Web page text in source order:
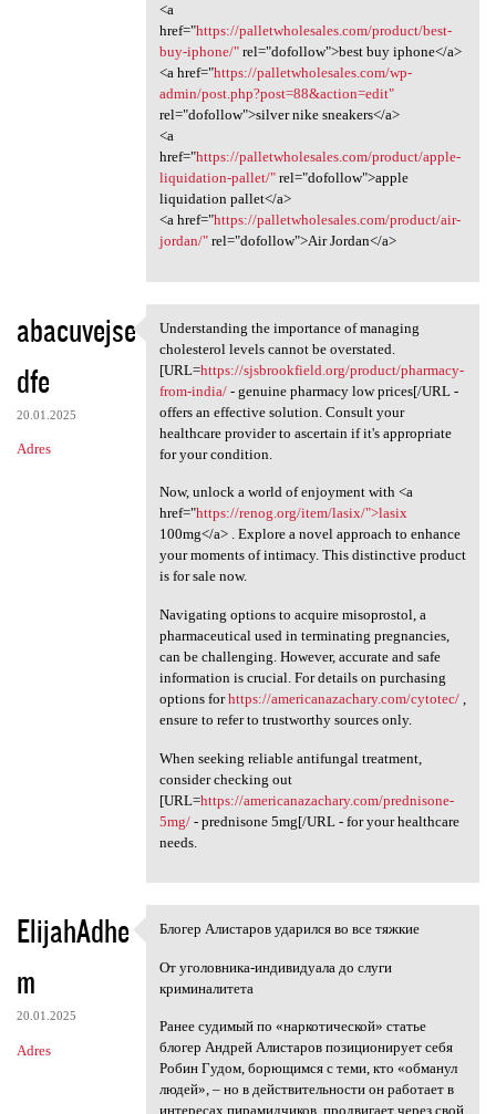
<a
href="https://palletwholesales.com/product/best-
buy-iphone/"rel="dofollow">best buy iphone</a>
<a href="https://palletwholesales.com/wp-
admin/post.php?post=88&action=edit"
rel="dofollow">silver nike sneakers</a>
<a
href="https://palletwholesales.com/product/apple-
liquidation-pallet/"rel="dofollow">apple
liquidation pallet</a>
<a href="https://palletwholesales.com/product/air-
jordan/"rel="dofollow">Air Jordan</a>
abacuvejse
dfe
20.01.2025
Adres
Understanding the importance
Understanding the importance of managing
cholesterol levels cannot be overstated.
[URL=https://sjsbrookfield.org/product/pharmacy-
from-india/- genuine pharmacy low prices[/URL -
offers an effective solution. Consult your
healthcare provider to ascertain if it's appropriate
for your condition.
Now, unlock a world of enjoyment with <a
href="https://renog.org/item/lasix/">lasix
100mg</a> . Explore a novel approach to enhance
your moments of intimacy. This distinctive product
is for sale now.
Navigating options to acquire misoprostol, a
pharmaceutical used in terminating pregnancies,
can be challenging. However, accurate and safe
information is crucial. For details on purchasing
options forhttps://americanazachary.com/cytotec/,
ensure to refer to trustworthy sources only.
When seeking reliable antifungal treatment,
consider checking out
[URL=https://americanazachary.com/prednisone-
5mg/- prednisone 5mg[/URL - for your healthcare
needs.
ElijahAdhe
m
20.01.2025
Adres
Блогер Алистаров ударился во
Блогер Алистаров ударился во все тяжкие
От уголовника-индивидуала до слуги
криминалитета
Ранее судимый по «наркотической» статье
блогер Андрей Алистаров позиционирует себя
Робин Гудом, борющимся с теми, кто «обманул
людей», – но в действительности он работает в
интересах пирамидчиков, продвигает через свой